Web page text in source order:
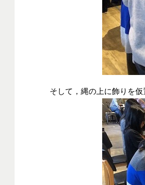
そして，縄の上に飾りを